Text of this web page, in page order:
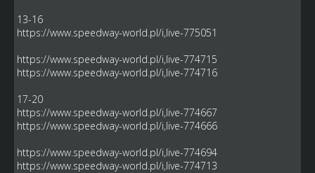
13-16
https://www.speedway-world.pl/i,live-775051
https://www.speedway-world.pl/i,live-774715
https://www.speedway-world.pl/i,live-774716
17-20
https://www.speedway-world.pl/i,live-774667
https://www.speedway-world.pl/i,live-774666
https://www.speedway-world.pl/i,live-774694
https://www.speedway-world.pl/i,live-774713